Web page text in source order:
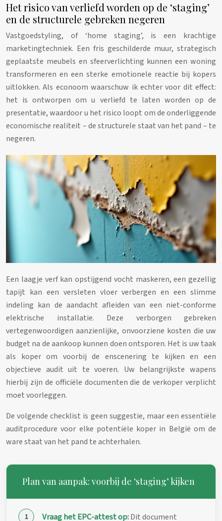
Het risico van verliefd worden op de ‘staging’
en de structurele gebreken negeren
Vastgoedstyling, of ‘home staging’, is een krachtige
marketingtechniek. Een fris geschilderde muur, strategisch
geplaatste meubels en sfeerverlichting kunnen een woning
transformeren en een sterke emotionele reactie bij kopers
uitlokken. Als econoom waarschuw ik echter voor dit effect:
het is ontworpen om u verliefd te laten worden op de
presentatie, waardoor u het risico loopt om de onderliggende
economische realiteit – de structurele staat van het pand – te
negeren.
Een laagje verf kan opstijgend vocht maskeren, een gezellig
tapijt kan een versleten vloer verbergen en een slimme
indeling kan de aandacht afleiden van een niet-conforme
elektrische installatie. Deze verborgen gebreken
vertegenwoordigen aanzienlijke, onvoorziene kosten die uw
budget na de aankoop kunnen doen ontsporen. Het is uw taak
als koper om voorbij de enscenering te kijken en een
objectieve audit uit te voeren. Uw belangrijkste wapens
hierbij zijn de officiële documenten die de verkoper verplicht
moet voorleggen.
De volgende checklist is geen suggestie, maar een essentiële
auditprocedure voor elke potentiële koper in België om de
ware staat van het pand te achterhalen.
Plan van aanpak: voorbij de ‘staging’ kijken
Vraag het EPC-attest op:Dit document